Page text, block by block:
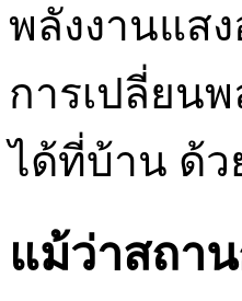
พลังงานแส
การเปลี่ยน
ได้ที่บ้าน ด้ว
แม้ว่าสถา